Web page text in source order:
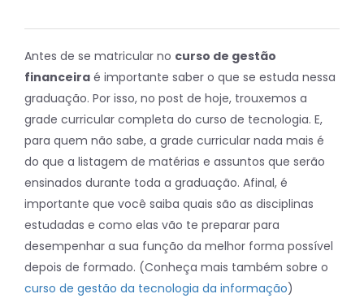
Antes de se matricular no curso de gestão
financeira é importante saber o que se estuda nessa
graduação. Por isso, no post de hoje, trouxemos a
grade curricular completa do curso de tecnologia. E,
para quem não sabe, a grade curricular nada mais é
do que a listagem de matérias e assuntos que serão
ensinados durante toda a graduação. Afinal, é
importante que você saiba quais são as disciplinas
estudadas e como elas vão te preparar para
desempenhar a sua função da melhor forma possível
depois de formado. (Conheça mais também sobre o
curso de gestão da tecnologia da informação)